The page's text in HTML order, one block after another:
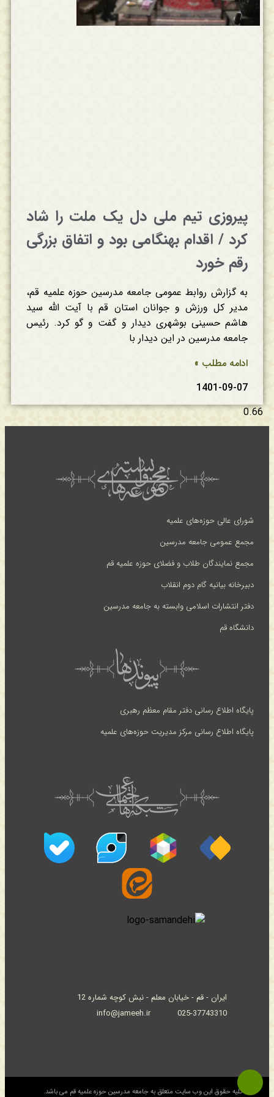
پیروزی تیم ملی دل یک ملت را شاد
کرد / اقدام بهنگامی بود و اتفاق بزرگی
رقم خورد
به گزارش روابط عمومی جامعه مدرسین حوزه علمیه قم،
مدیر کل ورزش و جوانان استان قم با آیت الله سید
هاشم حسینی بوشهری دیدار و گفت و گو کرد. رئیس
جامعه مدرسین در این دیدار با
ادامه مطلب »
1401-09-07
شورای عالی حوزه‌های علمیه
مجمع عمومی جامعه مدرسین
مجمع نمایندگان طلاب و فضلای حوزه علمیه قم
دبیرخانه بیانیه گام دوم انقلاب
دفتر انتشارات اسلامی وابسته به جامعه مدرسین
دانشگاه قم
پایگاه اطلاع رسانی دفتر مقام معظم رهبری
پایگاه اطلاع رسانی مرکز مدیریت حوزه‌های علمیه
ایران - قم - خیابان معلم - نبش کوچه شماره 12
025-37743310
info@jameeh.ir
© کلیه حقوق این وب سایت متعلق به جامعه مدرسین حوزه علمیه قم می باشد.